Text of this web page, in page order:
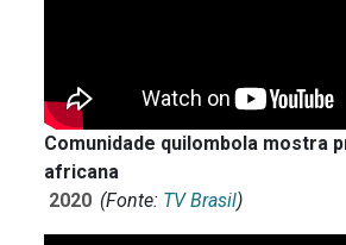
Comunidade quilombola mostra
africana
2020 (Fonte: TV Brasil)